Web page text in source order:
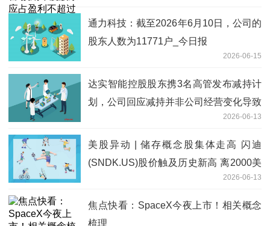
通力科技：截至2026年6月10日，公司的
股东人数为11771户_今日报
2026-06-15
达实智能控股股东携3名高管发布减持计
划，公司回应减持并非公司经营变化导致
2026-06-13
美股异动 | 储存概念股集体走高 闪迪
(SNDK.US)股价触及历史新高 离2000美
2026-06-13
焦点快看：SpaceX今夜上市！相关概念
梳理